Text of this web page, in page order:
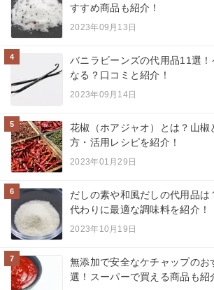
すすめ商品も紹介！
2023年09月13日
4
バニラビーンズの代用品11選
なる？口コミと紹介！
2023年09月14日
5
花椒（ホアジャオ）とは？山椒
方・活用レシピを紹介！
2023年01月29日
6
だしの素や和風だしの代用品は
代わりに最適な調味料を紹介！
2023年10月19日
7
無添加で安全なケチャップのお
選！スーパーで買える商品も紹